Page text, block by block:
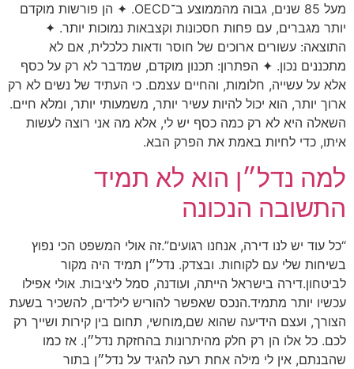
מעל 85 שנים, גבוה מהממוצע ב־OECD. ✦ הן פורשות מוקדם
יותר מגברים, עם פחות חסכונות וקצבאות נמוכות יותר. ✦
התוצאה: עשורים ארוכים של חוסר ודאות כלכלית, אם לא
מתכננים נכון. ✦ הפתרון: תכנון מוקדם, שמדבר לא רק על כסף
אלא על עשייה, חלומות, והחיים עצמם. כי העתיד של נשים לא רק
ארוך יותר, הוא יכול להיות עשיר יותר, משמעותי יותר, ומלא חיים.
השאלה היא לא רק כמה כסף יש לי, אלא מה אני רוצה לעשות
איתו, כדי לחיות באמת את הפרק הבא.
למה נדל״ן הוא לא תמיד
התשובה הנכונה
“כל עוד יש לנו דירה, אנחנו רגועים”.זה אולי המשפט הכי נפוץ
בשיחות שלי עם לקוחות. ובצדק. נדל״ן תמיד היה מקור
לביטחון.דירה בישראל הייתה, ועודנה, סמל ליציבות. אולי אפילו
עכשיו יותר מתמיד.הנכס שאפשר להוריש לילדים, להשכיר בשעת
הצורך, ועצם הידיעה שהוא שם,מוחשי, תחום בין קירות ושייך רק
לכם. כל אלו הן רק חלק מהיתרונות בהחזקת נדל״ן. אז כמו
שהבנתם, אין לי מילה אחת רעה להגיד על נדל״ן בתור